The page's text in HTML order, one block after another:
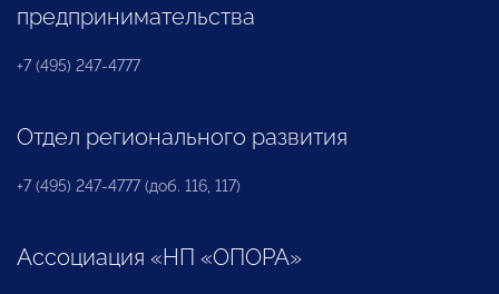
предпринимательства
+7 (495) 247-4777
Отдел регионального развития
+7 (495) 247-4777 (доб. 116, 117)
Ассоциация «НП «ОПОРА»